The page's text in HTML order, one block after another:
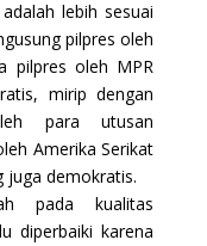
lebih sesuai
pilpres oleh
pilpres oleh MPR
mirip dengan
para utusan
Amerika Serikat
juga demokratis.
pada kualitas
diperbaiki karena